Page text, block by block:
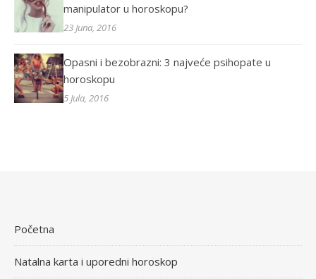
manipulator u horoskopu?
23 Juna, 2016
Opasni i bezobrazni: 3 najveće psihopate u
horoskopu
5 Jula, 2016
Početna
Natalna karta i uporedni horoskop